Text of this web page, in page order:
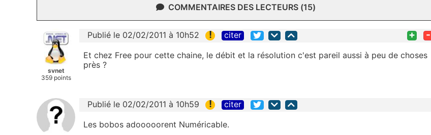
COMMENTAIRES DES LECTEURS (15)
svnet
359 points
Publié le 02/02/2011 à 10h52 ! citer + -
Et chez Free pour cette chaine, le débit et la résolution c'est pareil aussi à peu de choses
près ?
Publié le 02/02/2011 à 10h59 ! citer
Les bobos adooooorent Numéricable.